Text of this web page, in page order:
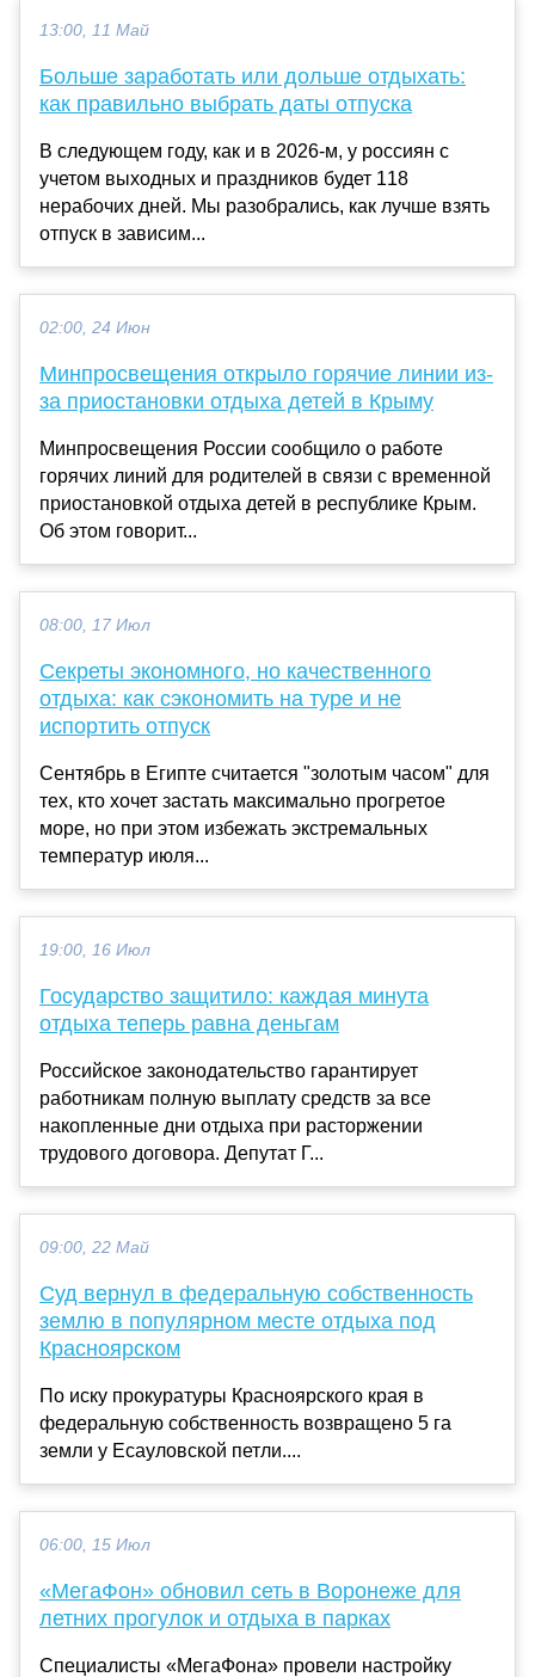
13:00, 11 Май
Больше заработать или дольше отдыхать:
как правильно выбрать даты отпуска
В следующем году, как и в 2026-м, у россиян с
учетом выходных и праздников будет 118
нерабочих дней. Мы разобрались, как лучше взять
отпуск в зависим...
02:00, 24 Июн
Минпросвещения открыло горячие линии из-
за приостановки отдыха детей в Крыму
Минпросвещения России сообщило о работе
горячих линий для родителей в связи с временной
приостановкой отдыха детей в республике Крым.
Об этом говорит...
08:00, 17 Июл
Секреты экономного, но качественного
отдыха: как сэкономить на туре и не
испортить отпуск
Сентябрь в Египте считается "золотым часом" для
тех, кто хочет застать максимально прогретое
море, но при этом избежать экстремальных
температур июля...
19:00, 16 Июл
Государство защитило: каждая минута
отдыха теперь равна деньгам
Российское законодательство гарантирует
работникам полную выплату средств за все
накопленные дни отдыха при расторжении
трудового договора. Депутат Г...
09:00, 22 Май
Суд вернул в федеральную собственность
землю в популярном месте отдыха под
Красноярском
По иску прокуратуры Красноярского края в
федеральную собственность возвращено 5 га
земли у Есауловской петли....
06:00, 15 Июл
«МегаФон» обновил сеть в Воронеже для
летних прогулок и отдыха в парках
Специалисты «МегаФона» провели настройку